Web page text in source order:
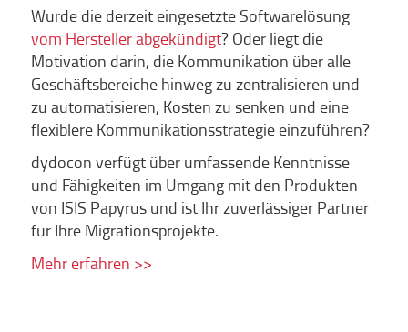
Wurde die derzeit eingesetzte Softwarelösung
vom Hersteller abgekündigt? Oder liegt die
Motivation darin, die Kommunikation über alle
Geschäftsbereiche hinweg zu zentralisieren und
zu automatisieren, Kosten zu senken und eine
flexiblere Kommunikationsstrategie einzuführen?
dydocon verfügt über umfassende Kenntnisse
und Fähigkeiten im Umgang mit den Produkten
von ISIS Papyrus und ist Ihr zuverlässiger Partner
für Ihre Migrationsprojekte.
Mehr erfahren >>